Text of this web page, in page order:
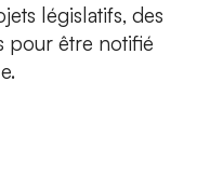
législatifs, des
pour être notifié